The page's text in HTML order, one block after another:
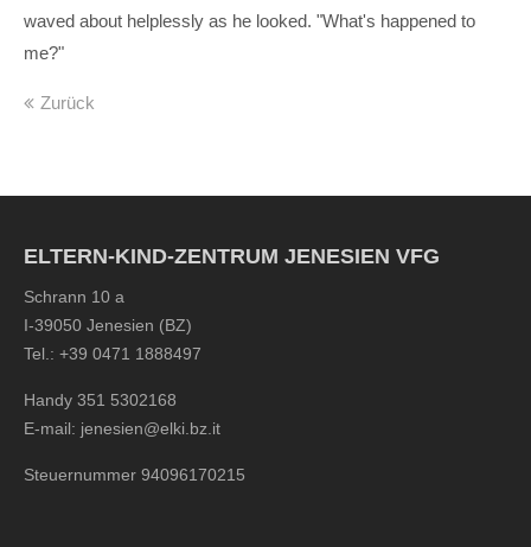
waved about helplessly as he looked. "What's happened to
me?"
Zurück
ELTERN-KIND-ZENTRUM JENESIEN VFG
Schrann 10 a
I-39050 Jenesien (BZ)
Tel.: +39 0471 1888497
Handy 351 5302168
E-mail: jenesien@elki.bz.it
Steuernummer 94096170215